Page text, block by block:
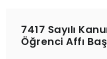
7417 Sayılı
Öğrenci Affı